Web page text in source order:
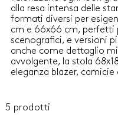
ABITI
CAMICIE
alla resa intensa delle
formati diversi per
cm e 66x66 cm, perfetti
scenografici, e versioni
anche come dettaglio
avvolgente, la stola
eleganza blazer,
5 prodotti